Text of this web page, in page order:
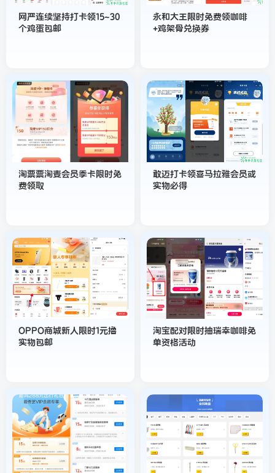
网严连续坚持打卡领15~30
个鸡蛋包邮
永和大王限时免费领咖啡
+鸡架骨兑换券
淘票票淘麦会员季卡限时免
费领取
敢迈打卡领喜马拉雅会员或
实物必得
OPPO商城新人限时1元撸
实物包邮
淘宝配对限时抽瑞幸咖啡免
单资格活动